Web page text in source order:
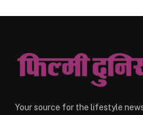
Your source for the lifestyle